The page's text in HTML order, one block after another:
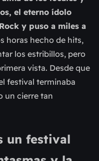
el eterno ídolo
y puso a miles a
horas hecho de hits,
los estribillos, pero
vista. Desde que
festival terminaba
un cierre tan
un festival